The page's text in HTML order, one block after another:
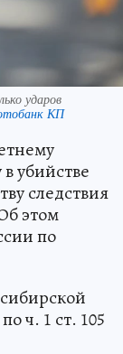
ударов
КП
убийстве
следствия
этом
по
ч. 1 ст. 105